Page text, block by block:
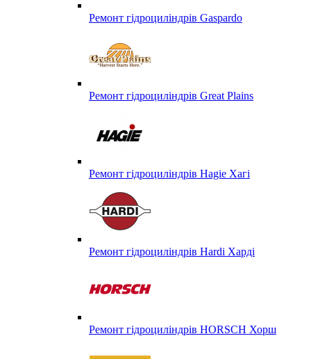
Ремонт гідроциліндрів Gaspardo
Ремонт гідроциліндрів Great Plains
Ремонт гідроциліндрів Hagie Хагі
Ремонт гідроциліндрів Hardi Харді
Ремонт гідроциліндрів HORSCH Хорш